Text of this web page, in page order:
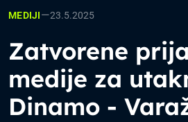
MEDIJI—23.5.2025
Zatvorene
medije za
Dinamo -